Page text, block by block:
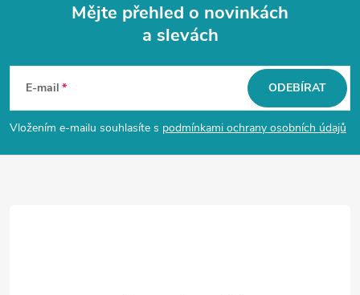
p
Mějte přehled o novinkách
a slevách
E-mail
Vložením e-mailu souhlasíte s podmínkami ochrany osobních údajů
ODEBÍRAT